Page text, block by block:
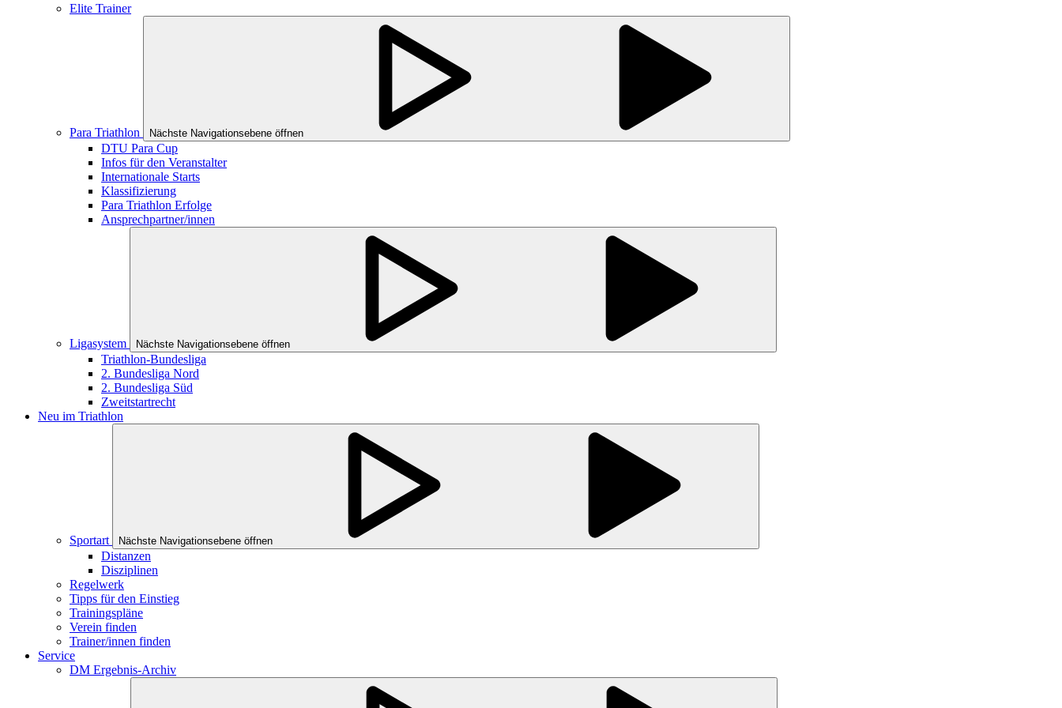
Elite Trainer
Para Triathlon Nächste Navigationsebene öffnen
DTU Para Cup
Infos für den Veranstalter
Internationale Starts
Klassifizierung
Para Triathlon Erfolge
Ansprechpartner/innen
Ligasystem Nächste Navigationsebene öffnen
Triathlon-Bundesliga
2. Bundesliga Nord
2. Bundesliga Süd
Zweitstartrecht
Neu im Triathlon
Sportart Nächste Navigationsebene öffnen
Distanzen
Disziplinen
Regelwerk
Tipps für den Einstieg
Trainingspläne
Verein finden
Trainer/innen finden
Service
DM Ergebnis-Archiv